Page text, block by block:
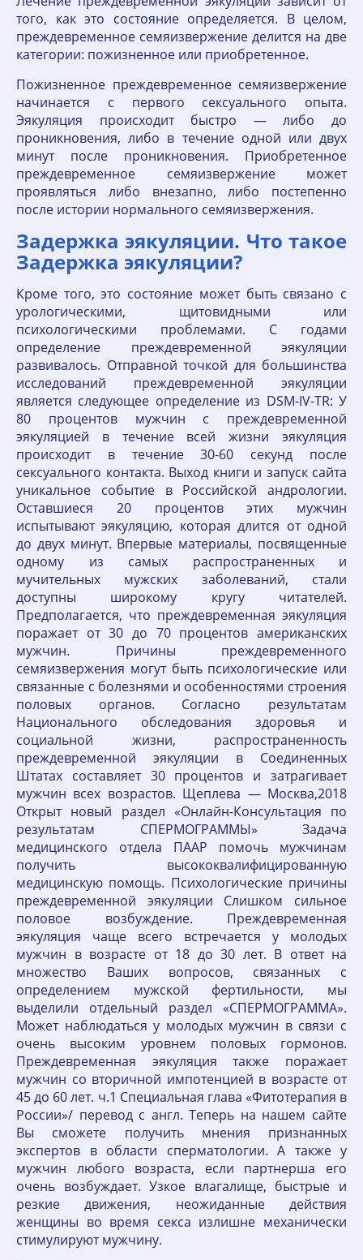
того, как это состояние определяется. В целом,
преждевременное семяизвержение делится на две
категории: пожизненное или приобретенное.
Пожизненное преждевременное семяизвержение
начинается с первого сексуального опыта.
Эякуляция происходит быстро — либо до
проникновения, либо в течение одной или двух
минут после проникновения. Приобретенное
преждевременное семяизвержение может
проявляться либо внезапно, либо постепенно
после истории нормального семяизвержения.
Задержка эякуляции. Что такое
Задержка эякуляции?
Кроме того, это состояние может быть связано с
урологическими, щитовидными или
психологическими проблемами. С годами
определение преждевременной эякуляции
развивалось. Отправной точкой для большинства
исследований преждевременной эякуляции
является следующее определение из DSM-IV-TR: У
80 процентов мужчин с преждевременной
эякуляцией в течение всей жизни эякуляция
происходит в течение 30-60 секунд после
сексуального контакта. Выход книги и запуск сайта
уникальное событие в Российской андрологии.
Оставшиеся 20 процентов этих мужчин
испытывают эякуляцию, которая длится от одной
до двух минут. Впервые материалы, посвященные
одному из самых распространенных и
мучительных мужских заболеваний, стали
доступны широкому кругу читателей.
Предполагается, что преждевременная эякуляция
поражает от 30 до 70 процентов американских
мужчин. Причины преждевременного
семяизвержения могут быть психологические или
связанные с болезнями и особенностями строения
половых органов. Согласно результатам
Национального обследования здоровья и
социальной жизни, распространенность
преждевременной эякуляции в Соединенных
Штатах составляет 30 процентов и затрагивает
мужчин всех возрастов. Щеплева — Москва,2018
Открыт новый раздел «Онлайн-Консультация по
результатам СПЕРМОГРАММЫ» Задача
медицинского отдела ПААР помочь мужчинам
получить высококвалифицированную
медицинскую помощь. Психологические причины
преждевременной эякуляции Слишком сильное
половое возбуждение. Преждевременная
эякуляция чаще всего встречается у молодых
мужчин в возрасте от 18 до 30 лет. В ответ на
множество Ваших вопросов, связанных с
определением мужской фертильности, мы
выделили отдельный раздел «СПЕРМОГРАММА».
Может наблюдаться у молодых мужчин в связи с
очень высоким уровнем половых гормонов.
Преждевременная эякуляция также поражает
мужчин со вторичной импотенцией в возрасте от
45 до 60 лет. ч.1 Специальная глава «Фитотерапия в
России»/ перевод с англ. Теперь на нашем сайте
Вы сможете получить мнения признанных
экспертов в области сперматологии. А также у
мужчин любого возраста, если партнерша его
очень возбуждает. Узкое влагалище, быстрые и
резкие движения, неожиданные действия
женщины во время секса излишне механически
стимулируют мужчину.